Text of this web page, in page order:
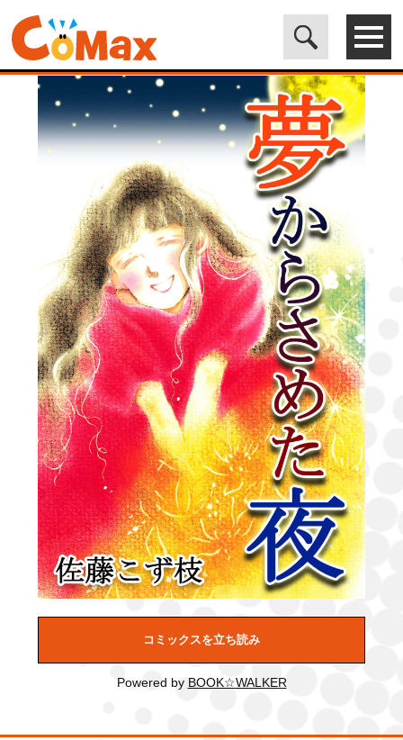
電子書籍マンガ CoMax(コマックス)公式サイト - 株式会社ICE>
LEGEND> 夢からさめた夜
コミックスを立ち読み
Powered by BOOK☆WALKER